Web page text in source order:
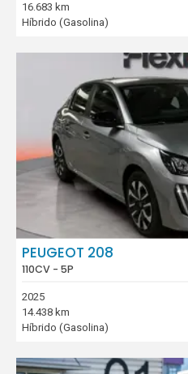
16.683 km
Híbrido (Gasolina)
PEUGEOT 208
110CV - 5P
2025
14.438 km
Híbrido (Gasolina)